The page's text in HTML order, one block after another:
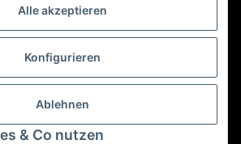
Alle akzeptieren
Konfigurieren
Ablehnen
& Co nutzen